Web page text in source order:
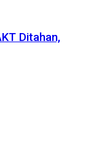
Ditahan,